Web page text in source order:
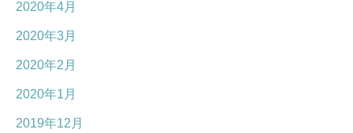
2020年4月
2020年3月
2020年2月
2020年1月
2019年12月